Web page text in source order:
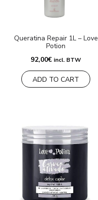
Queratina Repair 1L – Love
Potion
92,00€ incl. BTW
ADD TO CART